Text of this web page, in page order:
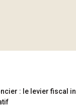
: le levier fiscal